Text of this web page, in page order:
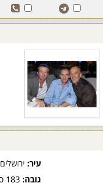
עיר:ירושלים
גובה:183 ס"מ